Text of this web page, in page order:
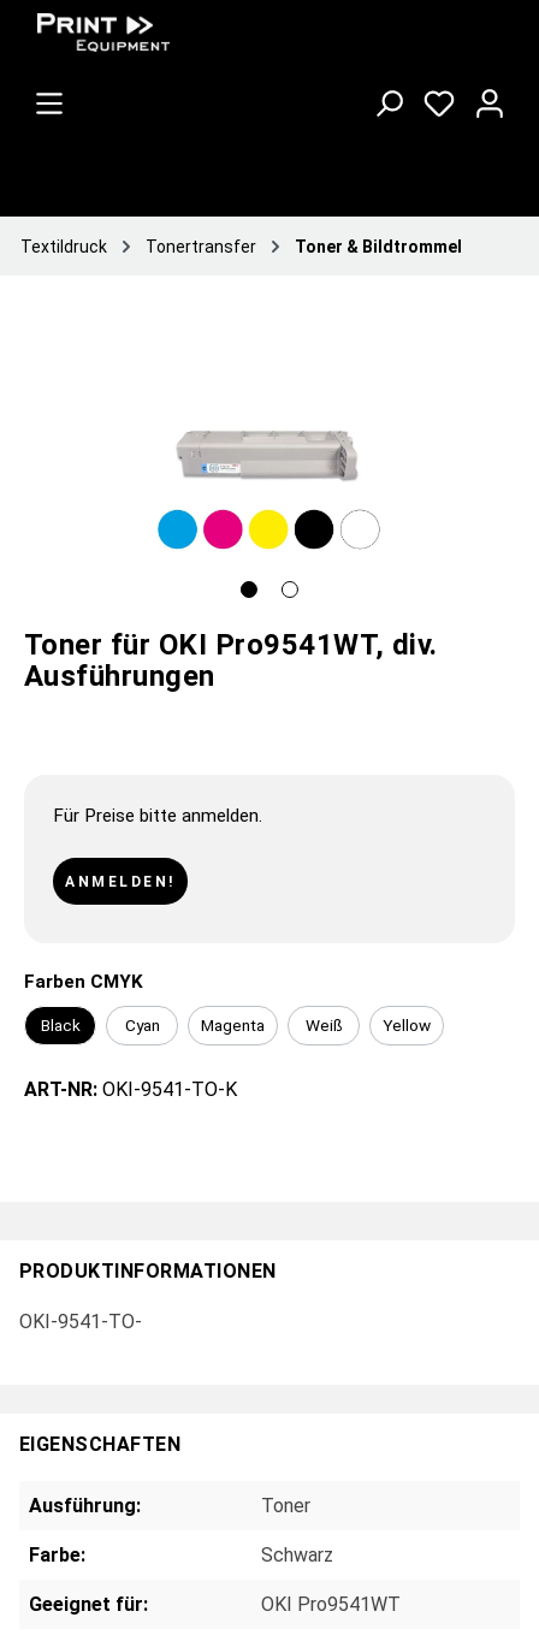
Textildruck Tonertransfer Toner & Bildtrommel
Toner für OKI Pro9541WT, div.
Ausführungen
Für Preise bitte anmelden.
ANMELDEN!
Farben CMYK
Black Cyan Magenta Weiß Yellow
ART-NR: OKI-9541-TO-K
PRODUKTINFORMATIONEN
OKI-9541-TO-
EIGENSCHAFTEN
Ausführung: Toner
Farbe: Schwarz
Geeignet für: OKI Pro9541WT